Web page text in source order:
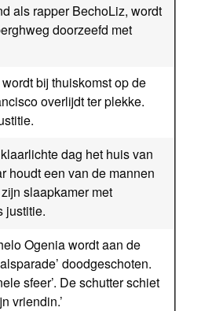
als rapper BechoLiz, wordt
doorzeefd met
bij thuiskomst op de
overlijdt ter plekke.
dag het huis van
houdt een van de mannen
slaapkamer met
justitie.
Ogenia wordt aan de
doodgeschoten.
sfeer’. De schutter schiet
vriendin.’